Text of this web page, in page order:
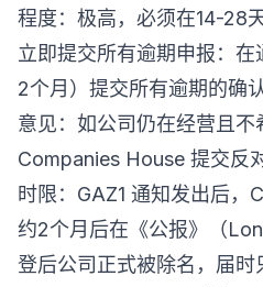
程度：极高，必须在14-28
立即提交所有逾期申报：
2个月）提交所有逾期的确
意见：如公司仍在经营且不
Companies House 提交反
时限：GAZ1 通知发出后，
约2个月后在《公报》（
登后公司正式被除名，届